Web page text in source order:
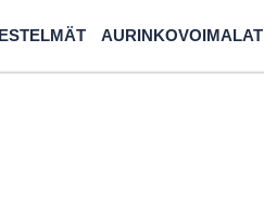
AURINKOVOIMALAT